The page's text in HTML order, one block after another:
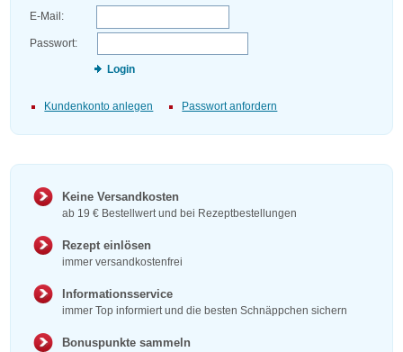
E-Mail:
Passwort:
Login
Kundenkonto anlegen Passwort anfordern
Keine Versandkosten
ab 19 € Bestellwert und bei Rezeptbestellungen
Rezept einlösen
immer versandkostenfrei
Informationsservice
immer Top informiert und die besten Schnäppchen sichern
Bonuspunkte sammeln